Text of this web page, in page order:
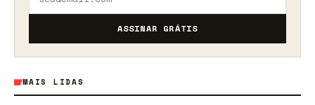
ASSINAR GRÁTIS
MAIS LIDAS